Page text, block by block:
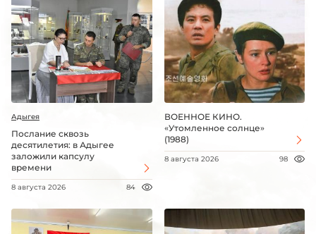
Адыгея
Послание сквозь
десятилетия: в Адыгее
заложили капсулу
времени
8 августа 2026 84
ВОЕННОЕ КИНО.
«Утомленное солнце»
(1988)
8 августа 2026 98